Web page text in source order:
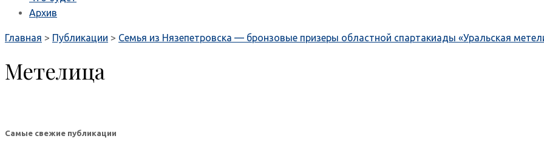
Архив
Главная > Публикации > Семья из Нязепетровска — бронзовые призеры областной спартакиады «Уральская
Метелица
Самые свежие публикации